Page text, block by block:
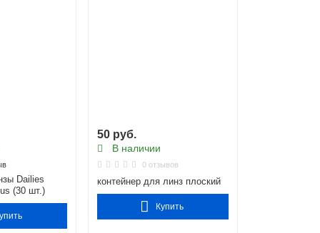
Dailies
(30 шт.)
50 руб.
В наличии
0 отзывов
контейнер для линз плоский
Купить